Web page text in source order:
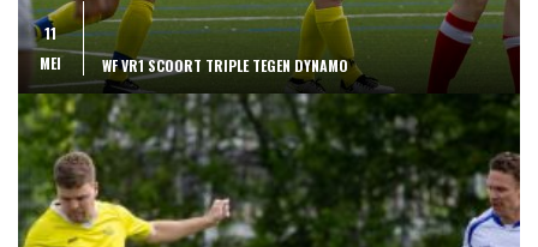
11
MEI
WF VR1 SCOORT TRIPLE TEGEN DYNAMO